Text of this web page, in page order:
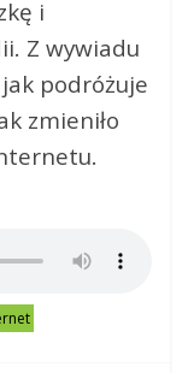
i
Z wywiadu
podróżuje
zmieniło